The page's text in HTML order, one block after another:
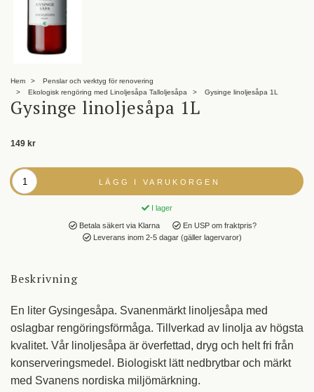
Hem
Penslar och verktyg för renovering
Ekologisk rengöring med Linoljesåpa Talloljesåpa
Gysinge linoljesåpa 1L
Gysinge linoljesåpa 1L
149 kr
LÄGG I VARUKORGEN
I lager
Betala säkert via Klarna
En USP om fraktpris?
Leverans inom 2-5 dagar (gäller lagervaror)
Beskrivning
En liter Gysingesåpa. Svanenmärkt linoljesåpa med
oslagbar rengöringsförmåga. Tillverkad av linolja av högsta
kvalitet. Vår linoljesåpa är överfettad, dryg och helt fri från
konserveringsmedel. Biologiskt lätt nedbrytbar och märkt
med Svanens nordiska miljömärkning.